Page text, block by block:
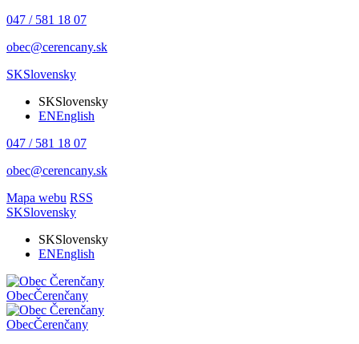
047 / 581 18 07
obec@cerencany.sk
SKSlovensky
SKSlovensky
ENEnglish
047 / 581 18 07
obec@cerencany.sk
Mapa webu RSS
SKSlovensky
SKSlovensky
ENEnglish
ObecČerenčany
ObecČerenčany